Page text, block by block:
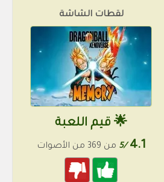
لقطات الشاشة
🌟 قيم اللعبة
4.1
/5 من 369 من الأصوات